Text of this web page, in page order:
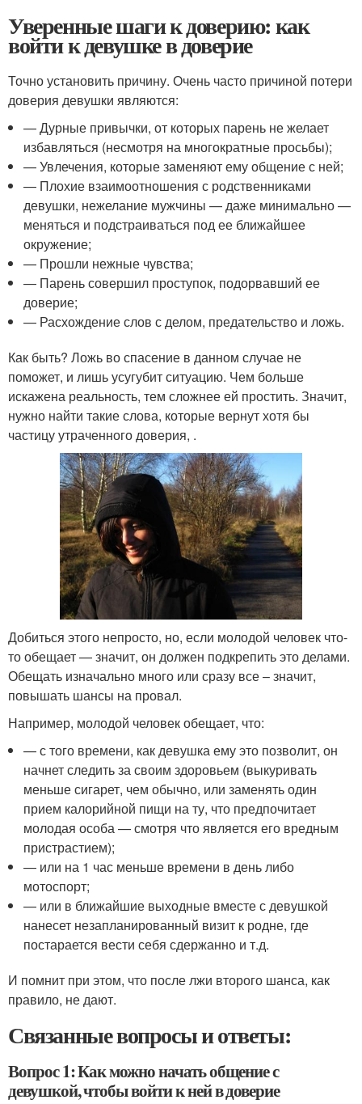
Уверенные шаги к доверию: как
войти к девушке в доверие
Точно установить причину. Очень часто причиной потери
доверия девушки являются:
— Дурные привычки, от которых парень не желает
избавляться (несмотря на многократные просьбы);
— Увлечения, которые заменяют ему общение с ней;
— Плохие взаимоотношения с родственниками
девушки, нежелание мужчины — даже минимально —
меняться и подстраиваться под ее ближайшее
окружение;
— Прошли нежные чувства;
— Парень совершил проступок, подорвавший ее
доверие;
— Расхождение слов с делом, предательство и ложь.
Как быть? Ложь во спасение в данном случае не
поможет, и лишь усугубит ситуацию. Чем больше
искажена реальность, тем сложнее ей простить. Значит,
нужно найти такие слова, которые вернут хотя бы
частицу утраченного доверия, .
Добиться этого непросто, но, если молодой человек что-
то обещает — значит, он должен подкрепить это делами.
Обещать изначально много или сразу все – значит,
повышать шансы на провал.
Например, молодой человек обещает, что:
— с того времени, как девушка ему это позволит, он
начнет следить за своим здоровьем (выкуривать
меньше сигарет, чем обычно, или заменять один
прием калорийной пищи на ту, что предпочитает
молодая особа — смотря что является его вредным
пристрастием);
— или на 1 час меньше времени в день либо
мотоспорт;
— или в ближайшие выходные вместе с девушкой
нанесет незапланированный визит к родне, где
постарается вести себя сдержанно и т.д.
И помнит при этом, что после лжи второго шанса, как
правило, не дают.
Связанные вопросы и ответы:
Вопрос 1: Как можно начать общение с
девушкой, чтобы войти к ней в доверие